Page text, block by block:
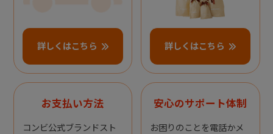
詳しくはこちら 詳しくはこちら
お支払い方法
コンビ公式ブランドスト
安心のサポート体制
お困りのことを電話かメ